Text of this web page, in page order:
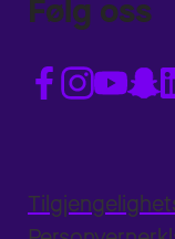
Følg oss